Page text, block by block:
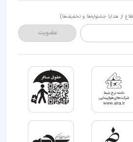
از هدایا جشنواره‌ها و تخفیف‌ها)
عضویت